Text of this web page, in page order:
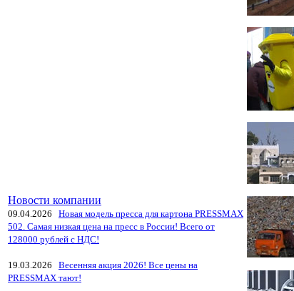
Новости компании
09.04.2026
Новая модель пресса для картона PRESSMAX
502. Самая низкая цена на пресс в России! Всего от
128000 рублей с НДС!
19.03.2026
Весенняя акция 2026! Все цены на
PRESSMAX тают!